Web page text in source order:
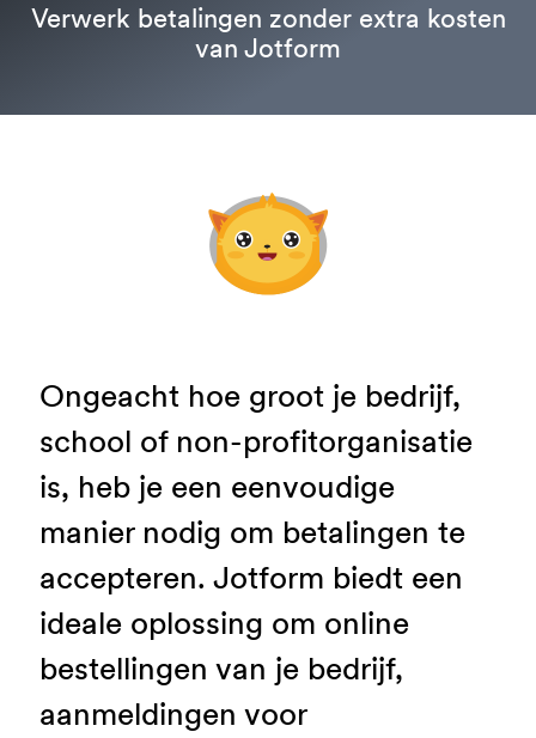
Verwerk betalingen zonder extra kosten
van Jotform
Ongeacht hoe groot je bedrijf,
school of non-profitorganisatie
is, heb je een eenvoudige
manier nodig om betalingen te
accepteren. Jotform biedt een
ideale oplossing om online
bestellingen van je bedrijf,
aanmeldingen voor